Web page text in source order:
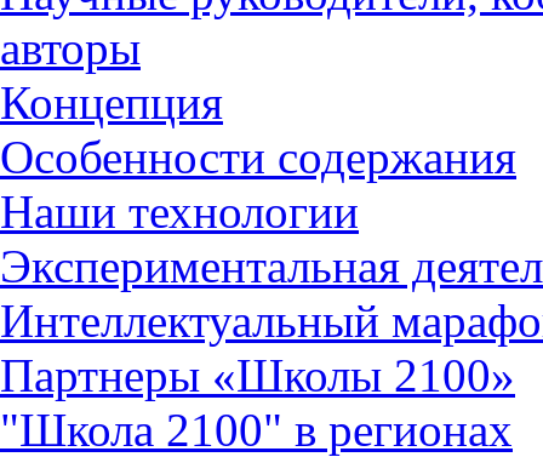
авторы
Концепция
Особенности содержания
Наши технологии
Экспериментальная
Интеллектуальный
Партнеры «Школы 2100»
"Школа 2100" в регионах